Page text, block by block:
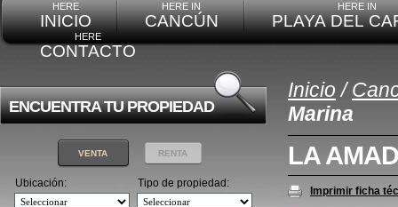
HERE
INICIO
HERE IN
CANCÚN
HERE IN
PLAYA DEL
HERE
CONTACTO
ENCUENTRA TU PROPIEDAD
VENTA RENTA
Ubicación: Tipo de propiedad:
Inicio /
Marina
LA
Imprimir ficha